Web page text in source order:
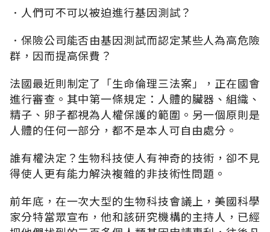
．人們可不可以被迫進行基因測試？
．保險公司能否由基因測試而認定某些人為高危險
群，因而提高保費？
法國最近則制定了「生命倫理三法案」，正在國會
進行審查。其中第一條規定：人體的臟器、組織、
精子、卵子都視為人權保護的範圍。另一個原則是
人體的任何一部分，都不是本人可自由處分。
誰有權決定？生物科技使人有神奇的技術，卻不見
得使人更有能力解決複雜的非技術性問題。
前年底，在一次大型的生物科技會議上，美國科學
家分特當眾宣布，他和該研究機構的主持人，已經